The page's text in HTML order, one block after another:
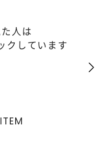
人は
クしています